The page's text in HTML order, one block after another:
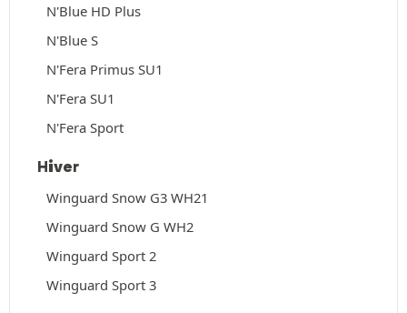
N'Blue HD Plus
N'Blue S
N'Fera Primus SU1
N'Fera SU1
N'Fera Sport
Hiver
Winguard Snow G3 WH21
Winguard Snow G WH2
Winguard Sport 2
Winguard Sport 3